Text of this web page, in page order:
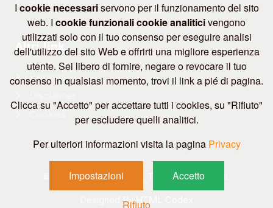
Altri link
Privacy
© 2026CESVITEM ETS
, Tutti i diritti riservati.
Designed ByHTML Codex
Icookie necessariservono per il funzionamento del sito
web. I cookie funzionalicookie analiticivengono
utilizzati solo con il tuo consenso per eseguire analisi
dell'utilizzo del sito Web e offrirti una migliore esperienza
utente. Sei libero di fornire, negare o revocare il tuo
consenso in qualsiasi momento, trovi il link a pié di pagina.
Clicca su "Accetto" per accettare tutti i cookies, su "Rifiuto"
per escludere quelli analitici.
Per ulteriori informazioni visita la pagina Privacy
Impostazioni Accetto
Rifiuto